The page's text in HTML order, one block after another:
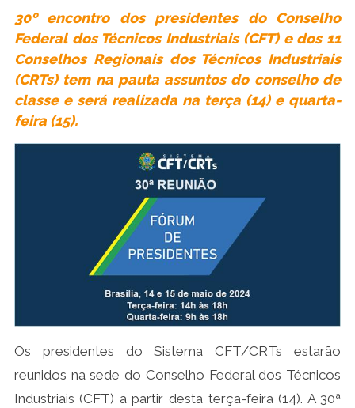
30º encontro dos presidentes do Conselho
Federal dos Técnicos Industriais (CFT) e dos 11
Conselhos Regionais dos Técnicos Industriais
(CRTs) tem na pauta assuntos do conselho de
classe e será realizada na terça (14) e quarta-
feira (15).
Os presidentes do Sistema CFT/CRTs estarão
reunidos na sede do Conselho Federal dos Técnicos
Industriais (CFT) a partir desta terça-feira (14). A 30ª